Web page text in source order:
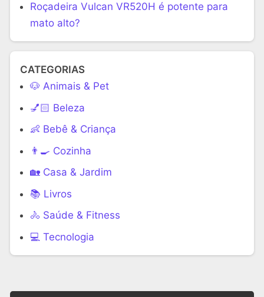
Roçadeira Vulcan VR520H é potente para
mato alto?
CATEGORIAS
🐶 Animais & Pet
💅🏻 Beleza
👶 Bebê & Criança
👨‍🍳 Cozinha
🏡 Casa & Jardim
📚 Livros
🚴 Saúde & Fitness
‍💻 Tecnologia